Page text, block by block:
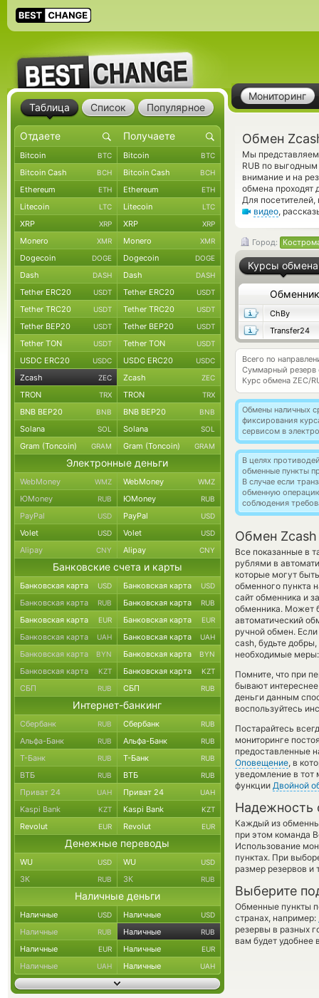
Мониторинг
Обмен
Мы
RUB по
внимание и на
обмена проходят
Для
видео,
Город:
Курсы обмена
Обменник
ChBy
Transfer24
Всего по
Суммарный резерв
Курс обмена ZEC/
Обмены наличных
фиксирования
сервисом в
В целях
обменные пункты
В случае если
обменную
соблюдения
Обмен Zcash
Все показанные в
рублями в
которые могут
обменного пункта
сайт обменника и
обменника. Может
автоматический
ручной обмен.
cash, будьте
необходимые
Помните, что при
бывают
деньги данным
воспользуйтесь
Постарайтесь
мониторинге
предоставленные
Оповещение, в
уведомление в тот
функции Двойной
Надежность
Каждый из
при этом команда
Использование
пунктах. При
размер резервов и
Выберите
Обменные пункты
странах, например:
резервы в разных
вам будет удобнее
Таблица Список Популярное
Bitcoin BTC Bitcoin BTC
Bitcoin Cash BCH Bitcoin Cash BCH
Ethereum ETH Ethereum ETH
Litecoin LTC Litecoin LTC
XRP XRP XRP XRP
Monero XMR Monero XMR
Dogecoin DOGE Dogecoin DOGE
Dash DASH Dash DASH
Tether ERC20 USDT Tether ERC20 USDT
Tether TRC20 USDT Tether TRC20 USDT
Tether BEP20 USDT Tether BEP20 USDT
Tether TON USDT Tether TON USDT
USDC ERC20 USDC USDC ERC20 USDC
Zcash ZEC Zcash ZEC
TRON TRX TRON TRX
BNB BEP20 BNB BNB BEP20 BNB
Solana SOL Solana SOL
Gram (Toncoin) GRAM Gram (Toncoin) GRAM
Электронные деньги
WebMoney WMZ WebMoney WMZ
ЮMoney RUB ЮMoney RUB
PayPal USD PayPal USD
Volet USD Volet USD
Alipay CNY Alipay CNY
Банковские счета и карты
Банковская карта USD Банковская карта USD
Банковская карта RUB Банковская карта RUB
Банковская карта EUR Банковская карта EUR
Банковская карта UAH Банковская карта UAH
Банковская карта BYN Банковская карта BYN
Банковская карта KZT Банковская карта KZT
СБП RUB СБП RUB
Интернет-банкинг
Сбербанк RUB Сбербанк RUB
Альфа-Банк RUB Альфа-Банк RUB
Т-Банк RUB Т-Банк RUB
ВТБ RUB ВТБ RUB
Приват 24 UAH Приват 24 UAH
Kaspi Bank KZT Kaspi Bank KZT
Revolut EUR Revolut EUR
Денежные переводы
WU USD WU USD
ЗК RUB ЗК RUB
Наличные деньги
Наличные USD Наличные USD
Наличные RUB Наличные RUB
Наличные EUR Наличные EUR
Наличные UAH Наличные UAH